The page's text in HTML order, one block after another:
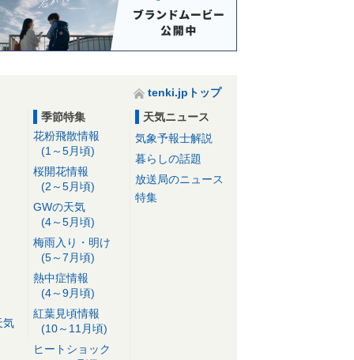
tenki.jpトップ
気
季節特集
花粉飛散情報
(1～5月頃)
桜開花情報
(2～5月頃)
GWの天気
(4～5月頃)
梅雨入り・明け
(5～7月頃)
熱中症情報
(4～9月頃)
紅葉見頃情報
(10～11月頃)
ヒートショック
天気ニュース
気象予報士解説
暮らしの話題
放送局のニュース
特集